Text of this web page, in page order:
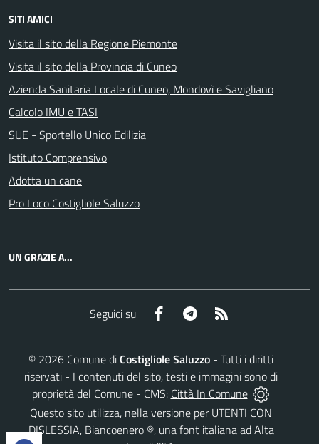
SITI AMICI
Visita il sito della Regione Piemonte
Visita il sito della Provincia di Cuneo
Azienda Sanitaria Locale di Cuneo, Mondovì e Savigliano
Calcolo IMU e TASI
SUE - Sportello Unico Edilizia
Istituto Comprensivo
Adotta un cane
Pro Loco Costigliole Saluzzo
UN GRAZIE A...
Seguici su Facebook Telegram
© 2026 Comune diCostigliole Saluzzo - Tutti i diritti
riservati - I contenuti del sito, testi e immagini sono di
proprietà del Comune - CMS: Città In Comune
Questo sito utilizza, nella versione per UTENTI CON
DISLESSIA, Biancoenero ®, una font italiana ad Alta